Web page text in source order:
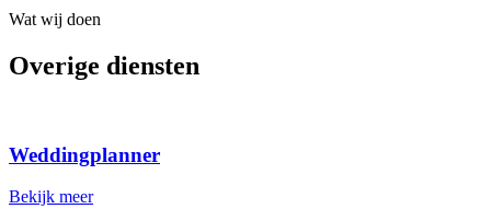
Wat wij doen
Overige diensten